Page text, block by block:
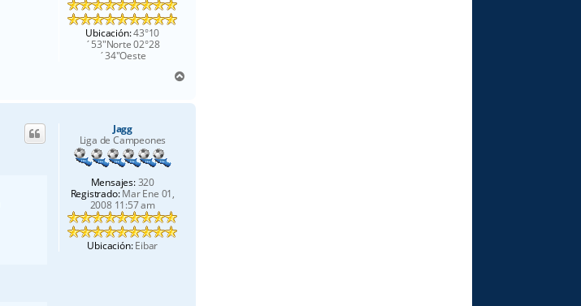
Ubicación:43°10
´53"Norte 02°28
´34"Oeste
r
Jagg
Liga de Campeones
Mensajes:320
Registrado:Mar Ene 01,
2008 11:57 am
Ubicación:Eibar